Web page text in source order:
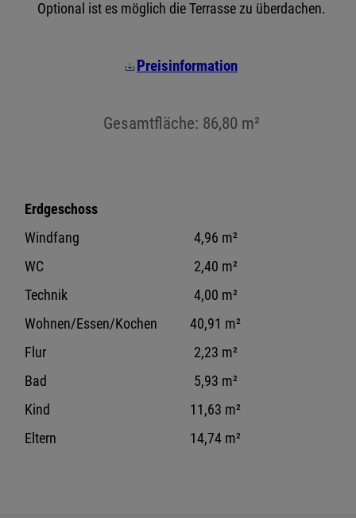
Optional ist es möglich die Terrasse zu überdachen.
Preisinformation
Gesamtfläche: 86,80 m²
Erdgeschoss
Windfang
4,96 m²
WC
2,40 m²
Technik
4,00 m²
Wohnen/Essen/Kochen
40,91 m²
Flur
2,23 m²
Bad
5,93 m²
Kind
11,63 m²
Eltern
14,74 m²